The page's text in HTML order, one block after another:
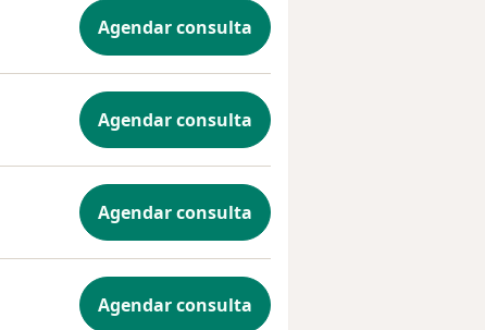
Agendar consulta
Agendar consulta
Agendar consulta
Agendar consulta